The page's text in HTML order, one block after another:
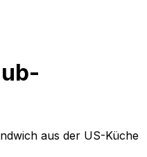
aus der US-Küche